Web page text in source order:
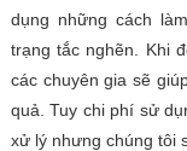
dụng những cách
trạng tắc nghẽn. Khi
các chuyên gia sẽ
quả. Tuy chi phí sử
xử lý nhưng chúng tôi